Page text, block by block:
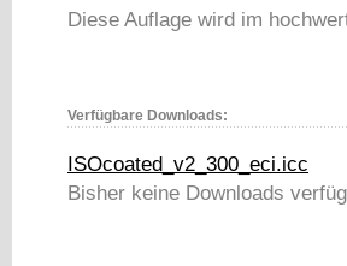
Diese Auflage wird im
Verfügbare Downloads:
ISOcoated_v2_300_eci.icc
Bisher keine Downloads